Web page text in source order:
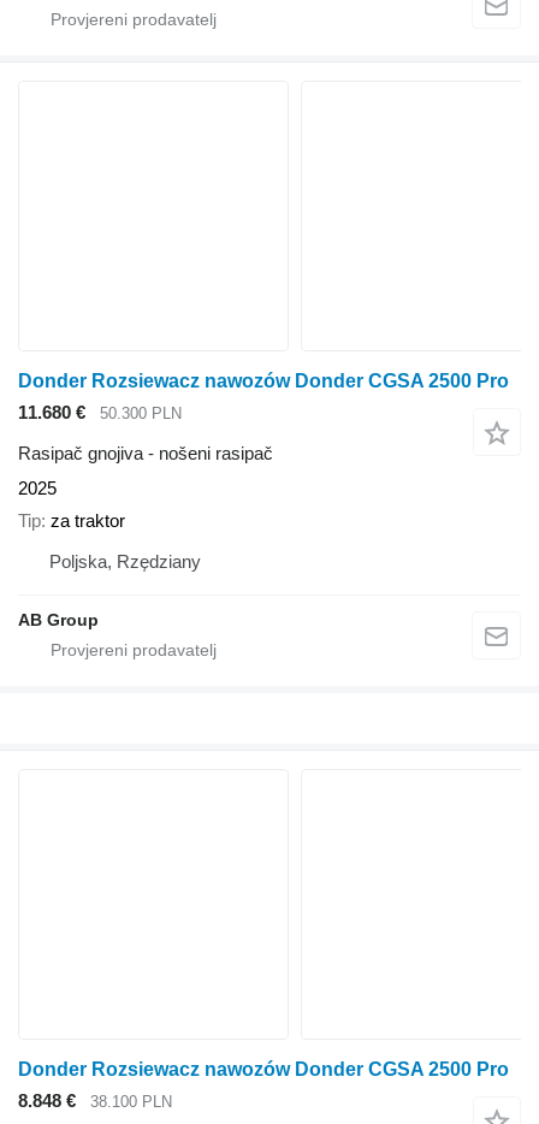
Donder Rozsiewacz nawozów Donder CGSA 2500 Pro
11.680 €
50.300 PLN
Rasipač gnojiva - nošeni rasipač
2025
Tip za traktor
Poljska, Rzędziany
AB Group
Donder Rozsiewacz nawozów Donder CGSA 2500 Pro
8.848 €
38.100 PLN